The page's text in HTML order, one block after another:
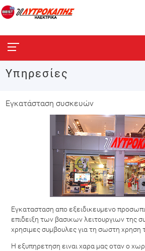
Υπηρεσίες
Εγκατάσταση συσκευών
Εγκατασταση απο εξειδικευμενο
επιδειξη των βασικων λειτουργιων της
χρησιμες συμβουλες για τη σωστη χρηση
Η εξυπηρετηση ειναι χαρα μας οταν ο